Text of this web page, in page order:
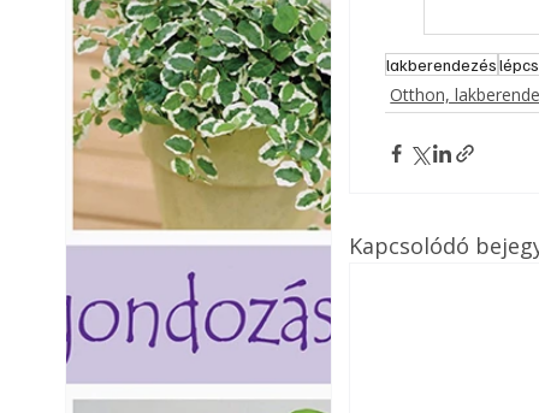
lakberendezés
Otthon,
Kapcsolódó